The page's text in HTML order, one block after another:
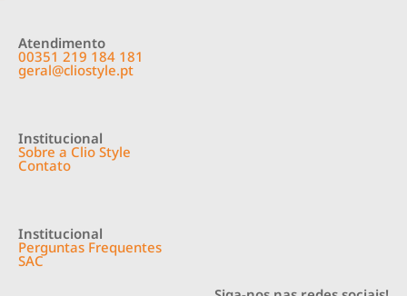
Atendimento
00351 219 184 181
geral@cliostyle.pt
Institucional
Sobre a Clio Style
Contato
Institucional
Perguntas Frequentes
SAC